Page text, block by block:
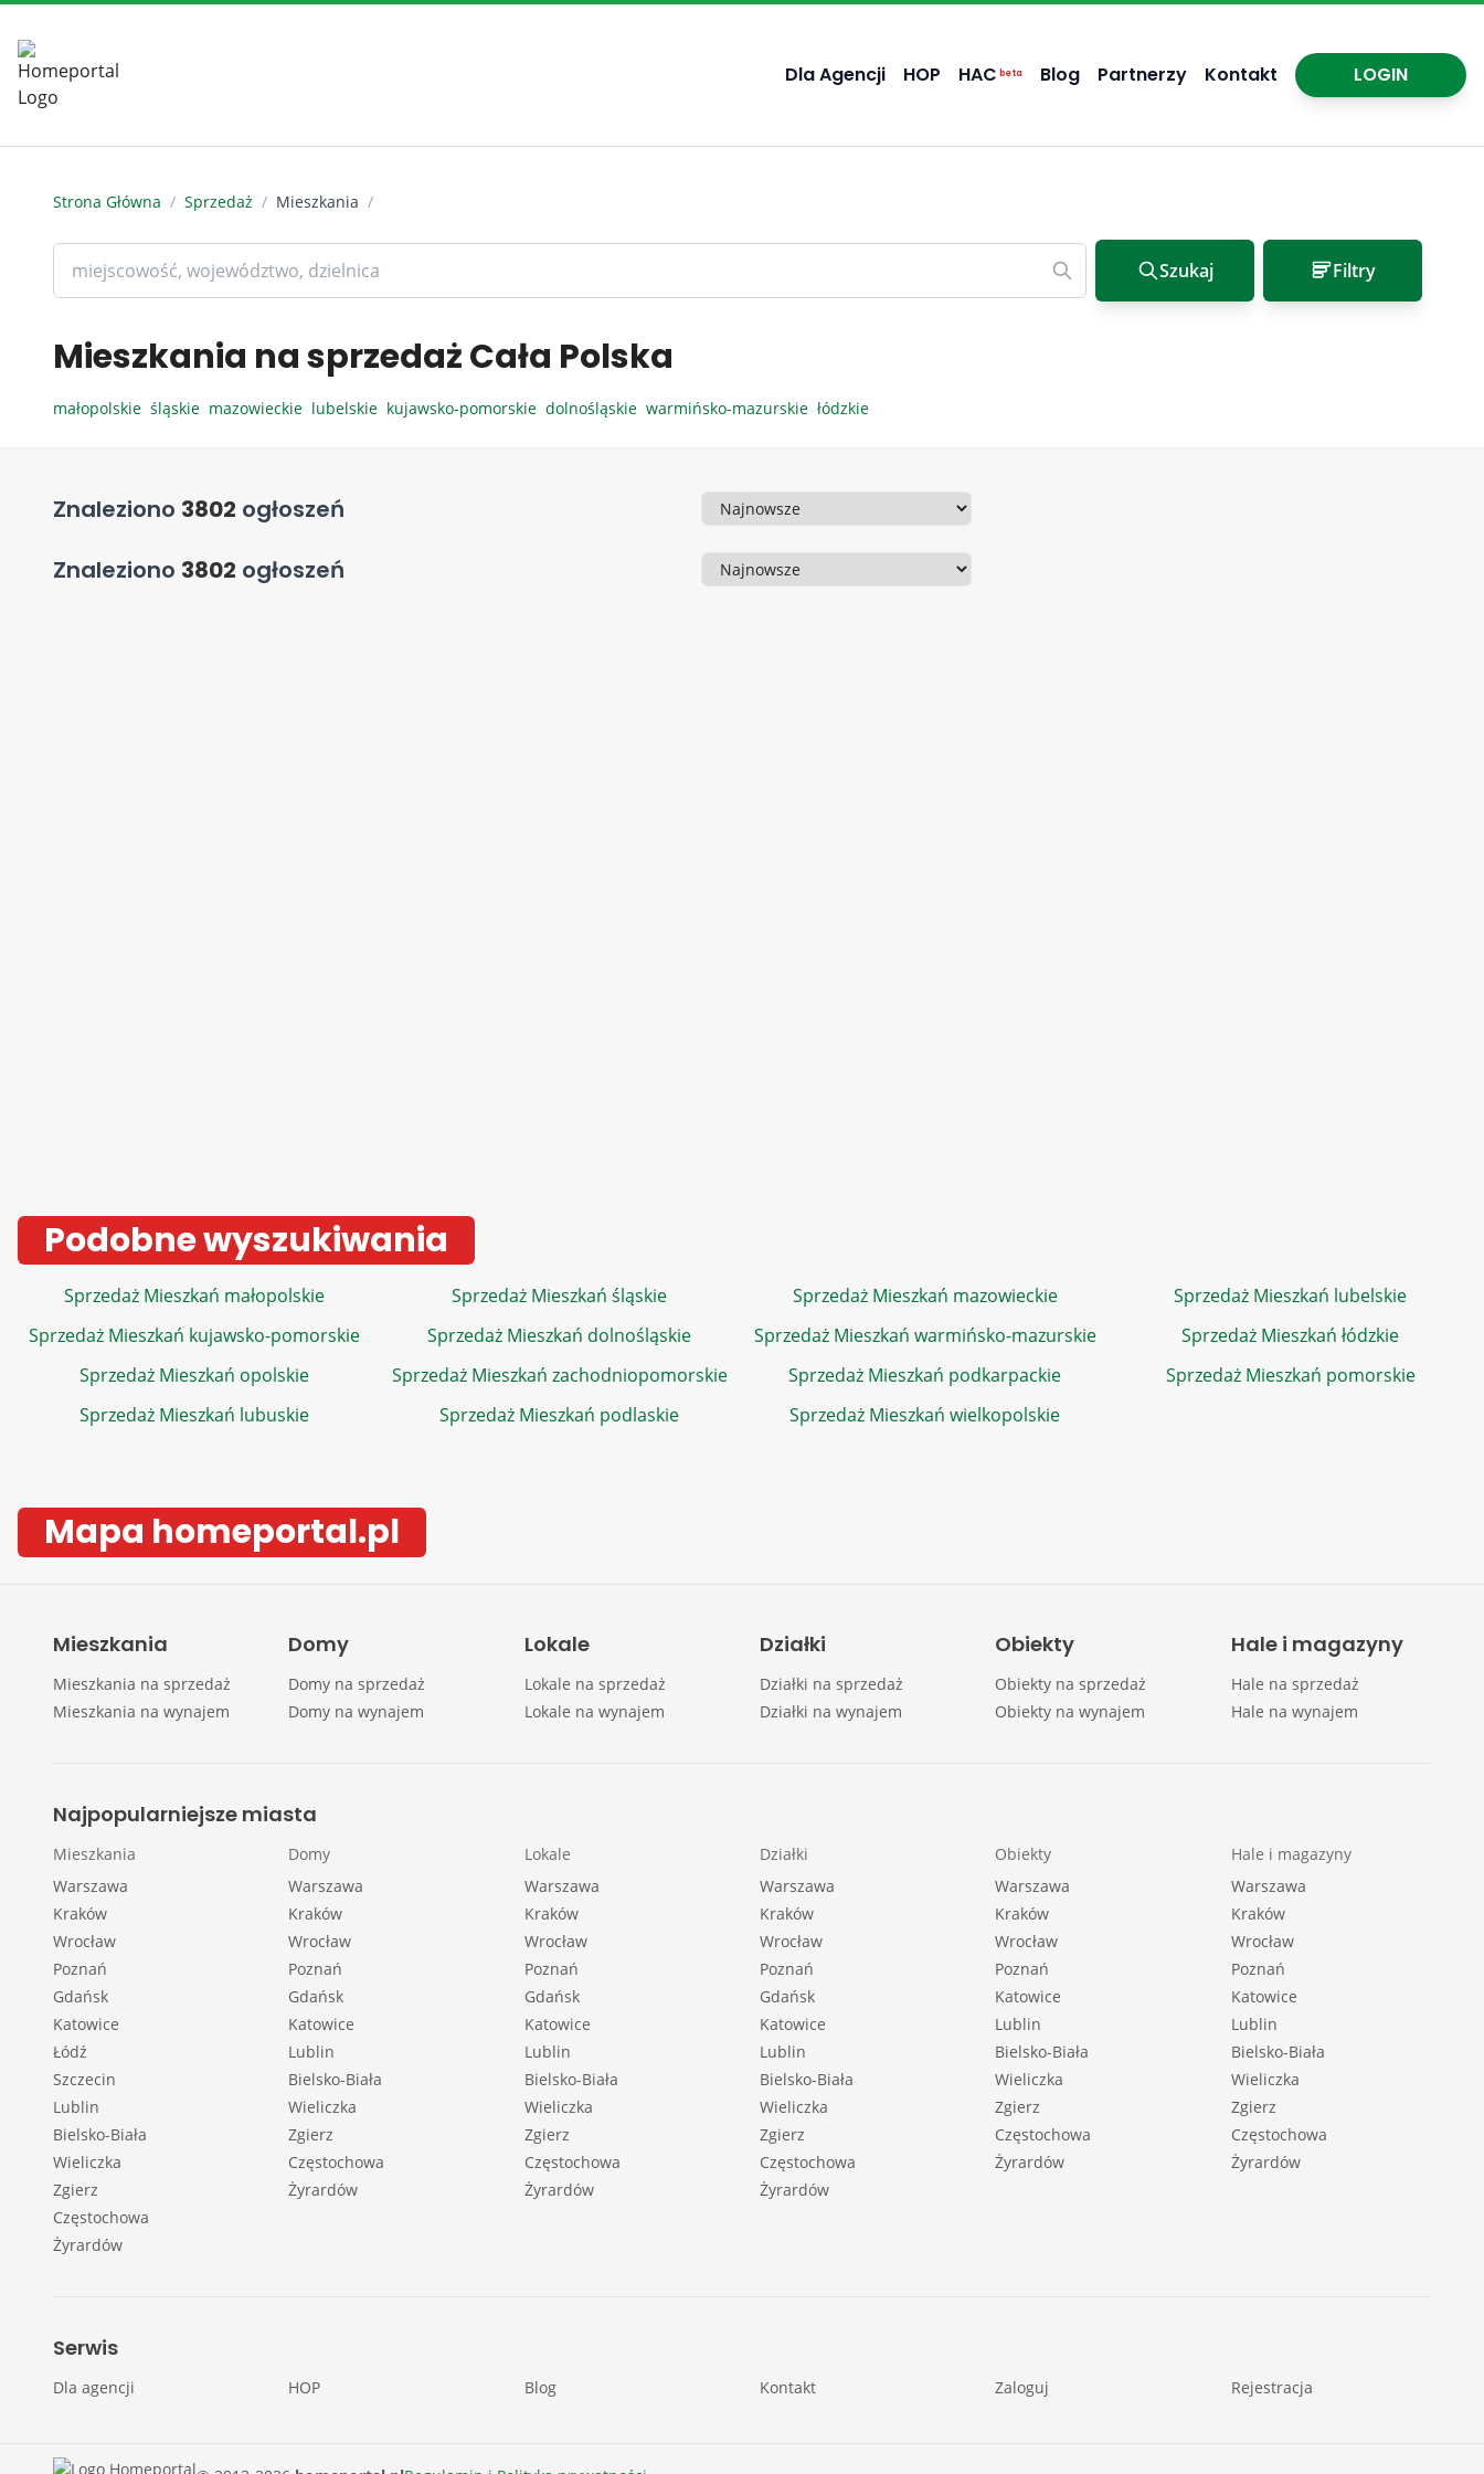
Dla Agencji HOP HAC beta Blog Partnerzy Kontakt LOGIN
Strona Główna / Sprzedaż / Mieszkania /
Szukaj Filtry
Mieszkania na sprzedaż Cała Polska
małopolskie śląskie mazowieckie lubelskie kujawsko-pomorskie dolnośląskie warmińsko-mazurskie łódzkie
Znaleziono 3802 ogłoszeń Sortowanie
Znaleziono 3802 ogłoszeń Sortowanie
Podobne wyszukiwania
Sprzedaż Mieszkań małopolskie Sprzedaż Mieszkań śląskie Sprzedaż Mieszkań mazowieckie
Sprzedaż Mieszkań lubelskie
Sprzedaż Mieszkań kujawsko-pomorskie
Sprzedaż Mieszkań dolnośląskie Sprzedaż Mieszkań warmińsko-mazurskie
Sprzedaż Mieszkań łódzkie
Sprzedaż Mieszkań opolskie
Sprzedaż Mieszkań zachodniopomorskie Sprzedaż Mieszkań podkarpackie
Sprzedaż Mieszkań pomorskie
Sprzedaż Mieszkań lubuskie
Sprzedaż Mieszkań podlaskie Sprzedaż Mieszkań wielkopolskie
Mapa homeportal.pl
Mieszkania
Mieszkania na sprzedaż
Mieszkania na wynajem
Domy
Domy na sprzedaż
Domy na wynajem
Lokale
Lokale na sprzedaż
Lokale na wynajem
Działki
Działki na sprzedaż
Działki na wynajem
Obiekty
Obiekty na sprzedaż
Obiekty na wynajem
Hale i magazyny
Hale na sprzedaż
Hale na wynajem
Najpopularniejsze miasta
Mieszkania
Warszawa
Kraków
Wrocław
Poznań
Gdańsk
Katowice
Łódź
Szczecin
Lublin
Bielsko-Biała
Wieliczka
Zgierz
Częstochowa
Żyrardów
Domy
Warszawa
Kraków
Wrocław
Poznań
Gdańsk
Katowice
Lublin
Bielsko-Biała
Wieliczka
Zgierz
Częstochowa
Żyrardów
Lokale
Warszawa
Kraków
Wrocław
Poznań
Gdańsk
Katowice
Lublin
Bielsko-Biała
Wieliczka
Zgierz
Częstochowa
Żyrardów
Działki
Warszawa
Kraków
Wrocław
Poznań
Gdańsk
Katowice
Lublin
Bielsko-Biała
Wieliczka
Zgierz
Częstochowa
Żyrardów
Obiekty
Warszawa
Kraków
Wrocław
Poznań
Katowice
Lublin
Bielsko-Biała
Wieliczka
Zgierz
Częstochowa
Żyrardów
Hale i magazyny
Warszawa
Kraków
Wrocław
Poznań
Katowice
Lublin
Bielsko-Biała
Wieliczka
Zgierz
Częstochowa
Żyrardów
Serwis
Dla agencji HOP Blog Kontakt Zaloguj Rejestracja